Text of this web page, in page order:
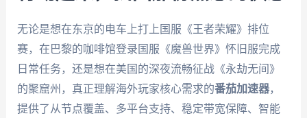
无论是想在东京的电车上打上国服《王者荣耀》排位
赛，在巴黎的咖啡馆登录国服《魔兽世界》怀旧服完成
日常任务，还是想在美国的深夜流畅征战《永劫无间》
的聚窟州，真正理解海外玩家核心需求的番茄加速器，
提供了从节点覆盖、多平台支持、稳定带宽保障、智能